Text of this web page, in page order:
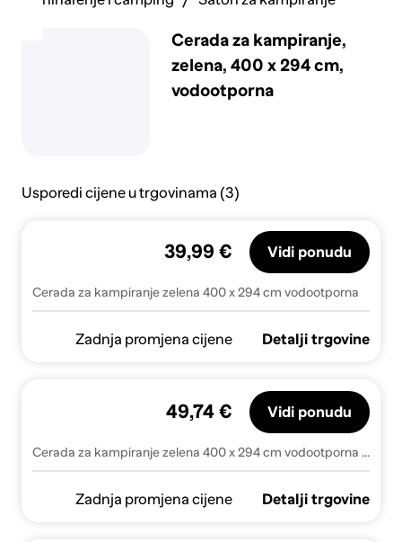
Cerada za kampiranje,
zelena, 400 x 294 cm,
vodootporna
Usporedi cijene u trgovinama (3)
Cerada za kampiranje zelena 400 x 294 cm vodootporna
39,99 € Vidi ponudu
Zadnja promjena cijene Detalji trgovine
Cerada za kampiranje zelena 400 x 294 cm vodootporna - Zelena 400 x 294 cm oxford 1
49,74 € Vidi ponudu
Zadnja promjena cijene Detalji trgovine